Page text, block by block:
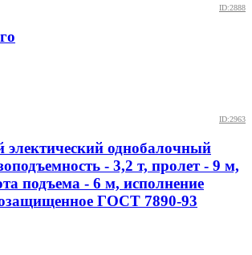
ID:2888
ID:2963
электический однобалочный
- 3,2 т, пролет - 9 м,
подъема - 6 м, исполнение
ГОСТ 7890-93